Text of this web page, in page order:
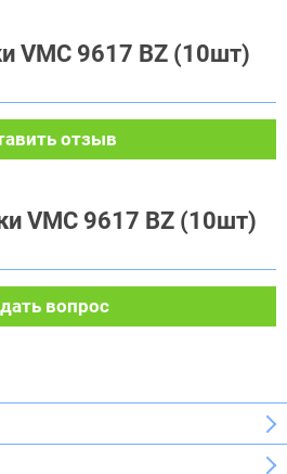
VMC 9617 BZ (10шт)
отзыв
VMC 9617 BZ (10шт)
вопрос